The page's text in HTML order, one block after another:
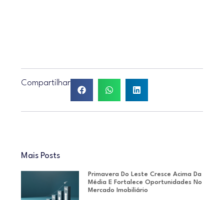
Compartilhar
Mais Posts
Primavera Do Leste Cresce Acima Da
Média E Fortalece Oportunidades No
Mercado Imobiliário